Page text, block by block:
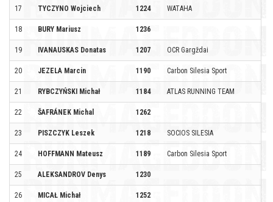
17 TYCZYNO Wojciech 1224 WATAHA
18 BURY Mariusz 1236
19 IVANAUSKAS Donatas 1207 OCR Gargždai
20 JEZELA Marcin 1190 Carbon Silesia Sport
21 RYBCZYŃSKI Michał 1184 ATLAS RUNNING TEAM
22 ŠAFRÁNEK Michal 1262
23 PISZCZYK Leszek 1218 SOCIOS SILESIA
24 HOFFMANN Mateusz 1189 Carbon Silesia Sport
25 ALEKSANDROV Denys 1230
26 MICAŁ Michał 1252